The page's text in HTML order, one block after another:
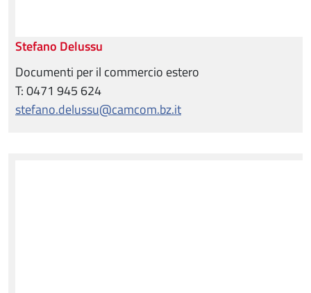
Stefano Delussu
Documenti per il commercio estero
T: 0471 945 624
stefano.delussu@camcom.bz.it